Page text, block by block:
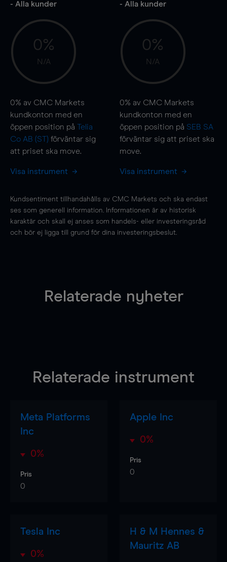
- Alla kunder
0%
N/A
0% av CMC Markets
kundkonton med en
öppen position på Telia
Co AB (ST) förväntar sig
att priset ska move.
Visa instrument
- Alla kunder
0%
N/A
0% av CMC Markets
kundkonton med en
öppen position på SEB SA
förväntar sig att priset ska
move.
Visa instrument
Kundsentiment tillhandahålls av CMC Markets och ska endast
ses som generell information. Informationen är av historisk
karaktär och skall ej anses som handels- eller investeringsråd
och bör ej ligga till grund för dina investeringsbeslut.
Relaterade nyheter
Relaterade instrument
Meta Platforms
Inc
0%
Pris
0
Apple Inc
0%
Pris
0
Tesla Inc
0%
H & M Hennes &
Mauritz AB